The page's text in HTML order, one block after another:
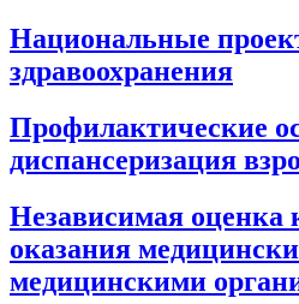
Национальные
здравоохранения
Профилактические
диспансеризация
Независимая оценка
оказания
медицинскими